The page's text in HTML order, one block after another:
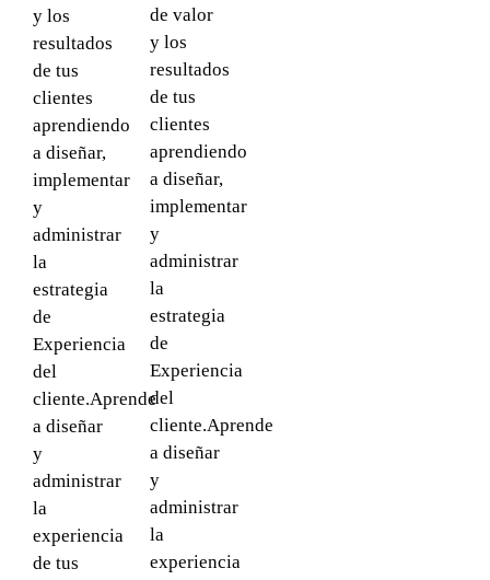
y los
resultados
de tus
clientes
aprendiendo
a diseñar,
implementar
y
administrar
la
estrategia
de
Experiencia
del
cliente.Aprende
a diseñar
y
administrar
la
experiencia
de tus
de valor
y los
resultados
de tus
clientes
aprendiendo
a diseñar,
implementar
y
administrar
la
estrategia
de
Experiencia
del
cliente.Aprende
a diseñar
y
administrar
la
experiencia